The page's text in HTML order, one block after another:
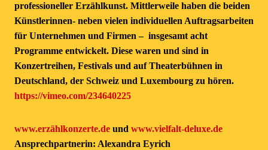
professioneller Erzählkunst. Mittlerweile haben die beiden
Künstlerinnen- neben vielen individuellen Auftragsarbeiten
für Unternehmen und Firmen – insgesamt acht
Programme entwickelt. Diese waren und sind in
Konzertreihen, Festivals und auf Theaterbühnen in
Deutschland, der Schweiz und Luxembourg zu hören.
https://vimeo.com/234640225
www.erzählkonzerte.deund www.vielfalt-deluxe.de
Ansprechpartnerin: Alexandra Eyrich